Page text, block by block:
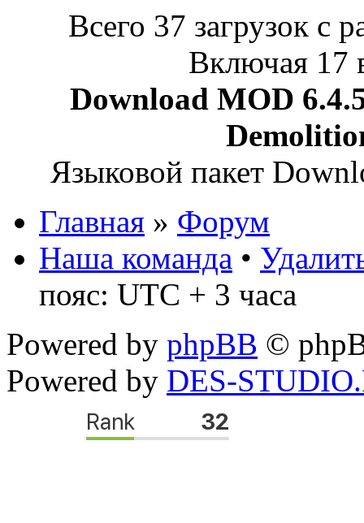
Всего 37 загрузок с
Включая 17
Download MOD
Языковой пакет
Главная » Форум
Наша команда •
пояс: UTC + 3 часа
Powered by phpBB ©
Powered by DES-